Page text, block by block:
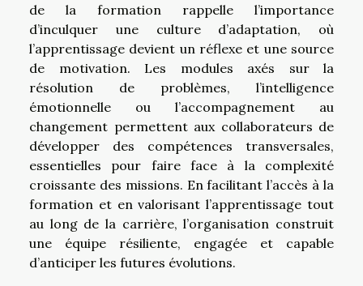
de la formation rappelle l’importance
d’inculquer une culture d’adaptation, où
l’apprentissage devient un réflexe et une source
de motivation. Les modules axés sur la
résolution de problèmes, l’intelligence
émotionnelle ou l’accompagnement au
changement permettent aux collaborateurs de
développer des compétences transversales,
essentielles pour faire face à la complexité
croissante des missions. En facilitant l’accès à la
formation et en valorisant l’apprentissage tout
au long de la carrière, l’organisation construit
une équipe résiliente, engagée et capable
d’anticiper les futures évolutions.